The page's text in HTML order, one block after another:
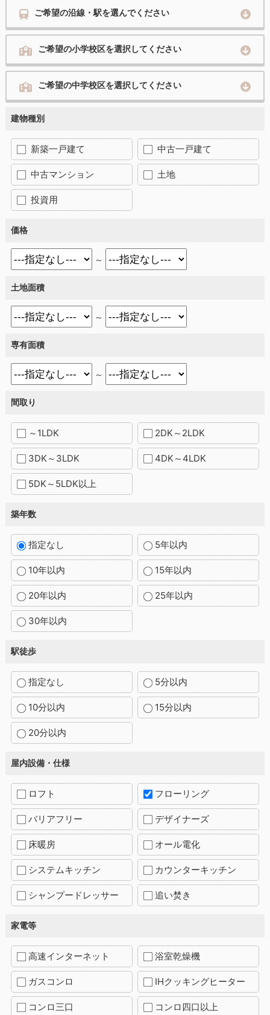
ご希望の沿線・駅を選んでください
ご希望の小学校区を選択してください
ご希望の中学校区を選択してください
建物種別
新築一戸建て 中古一戸建て
中古マンション 土地
投資用
価格
～
土地面積
～
専有面積
～
間取り
～1LDK 2DK～2LDK
3DK～3LDK 4DK～4LDK
5DK～5LDK以上
築年数
指定なし 5年以内
10年以内 15年以内
20年以内 25年以内
30年以内
駅徒歩
指定なし 5分以内
10分以内 15分以内
20分以内
屋内設備・仕様
ロフト フローリング
バリアフリー デザイナーズ
床暖房 オール電化
システムキッチン カウンターキッチン
シャンプードレッサー 追い焚き
家電等
高速インターネット 浴室乾燥機
ガスコンロ IHクッキングヒーター
コンロ三口 コンロ四口以上